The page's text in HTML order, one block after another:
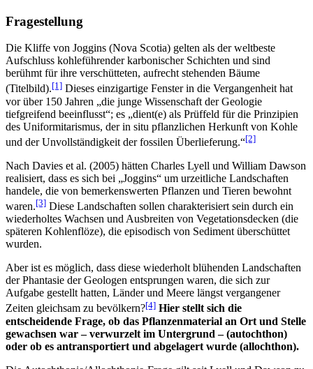
Fragestellung
Die Kliffe von Joggins (Nova Scotia) gelten als der weltbeste
Aufschluss kohleführender karbonischer Schichten und sind
berühmt für ihre verschütteten, aufrecht stehenden Bäume
(Titelbild).[1] Dieses einzigartige Fenster in die Vergangenheit hat
vor über 150 Jahren „die junge Wissenschaft der Geologie
tiefgreifend beeinflusst“; es „dient(e) als Prüffeld für die Prinzipien
des Uniformitarismus, der in situ pflanzlichen Herkunft von Kohle
und der Unvollständigkeit der fossilen Überlieferung.“[2]
Nach Davies et al. (2005) hätten Charles Lyell und William Dawson
realisiert, dass es sich bei „Joggins“ um urzeitliche Landschaften
handele, die von bemerkenswerten Pflanzen und Tieren bewohnt
waren.[3] Diese Landschaften sollen charakterisiert sein durch ein
wiederholtes Wachsen und Ausbreiten von Vegetationsdecken (die
späteren Kohlenflöze), die episodisch von Sediment überschüttet
wurden.
Aber ist es möglich, dass diese wiederholt blühenden Landschaften
der Phantasie der Geologen entsprungen waren, die sich zur
Aufgabe gestellt hatten, Länder und Meere längst vergangener
Zeiten gleichsam zu bevölkern?[4] Hier stellt sich die
entscheidende Frage, ob das Pflanzenmaterial an Ort und Stelle
gewachsen war – verwurzelt im Untergrund – (autochthon)
oder ob es antransportiert und abgelagert wurde (allochthon).